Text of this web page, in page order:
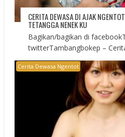
CERITA DEWASA DI AJAK
TETANGGA NENEK KU
Bagikan/bagikan di
twitterTambangbokep –
Cerita Dewasa Ngentot